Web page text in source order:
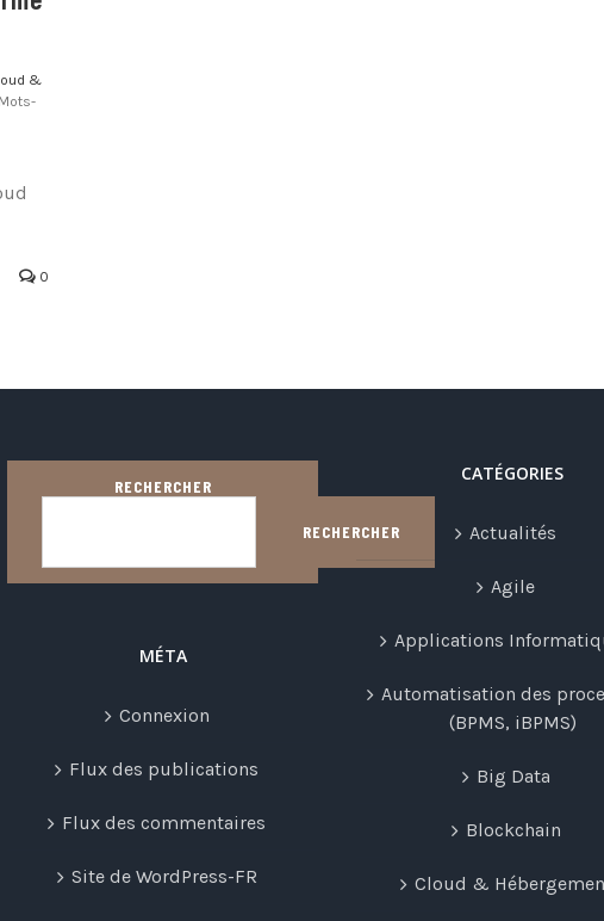
&
Mots-
0
RECHERCHER
RECHERCHER
MÉTA
Connexion
Flux des publications
Flux des commentaires
Site de WordPress-FR
CATÉGORIES
Actualités
Agile
Applications
Automatisation des
(BPMS, iBPMS)
Big Data
Blockchain
Cloud &